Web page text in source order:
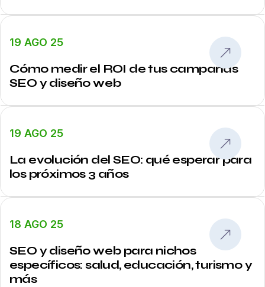
19 AGO 25
Cómo medir el ROI de tus campañas
SEO y diseño web
19 AGO 25
La evolución del SEO: qué esperar para
los próximos 3 años
18 AGO 25
SEO y diseño web para nichos
específicos: salud, educación, turismo y
más